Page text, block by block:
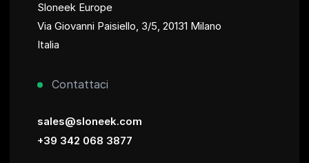
Sloneek Europe
Via Giovanni Paisiello, 3/5, 20131 Milano
Italia
Contattaci
sales@sloneek.com
+39 342 068 3877